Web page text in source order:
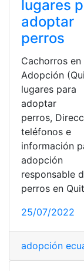
lugares
adoptar
perros
Cachorros en
Adopción
lugares para
adoptar
perros,
teléfonos e
información
adopción
responsable
perros en
25/07/2022
adopción